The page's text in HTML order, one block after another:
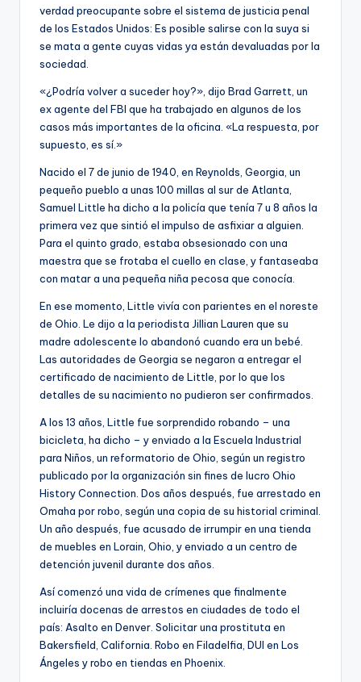
verdad preocupante sobre el sistema de justicia penal
de los Estados Unidos: Es posible salirse con la suya si
se mata a gente cuyas vidas ya están devaluadas por la
sociedad.
«¿Podría volver a suceder hoy?», dijo Brad Garrett, un
ex agente del FBI que ha trabajado en algunos de los
casos más importantes de la oficina. «La respuesta, por
supuesto, es sí.»
Nacido el 7 de junio de 1940, en Reynolds, Georgia, un
pequeño pueblo a unas 100 millas al sur de Atlanta,
Samuel Little ha dicho a la policía que tenía 7 u 8 años la
primera vez que sintió el impulso de asfixiar a alguien.
Para el quinto grado, estaba obsesionado con una
maestra que se frotaba el cuello en clase, y fantaseaba
con matar a una pequeña niña pecosa que conocía.
En ese momento, Little vivía con parientes en el noreste
de Ohio. Le dijo a la periodista Jillian Lauren que su
madre adolescente lo abandonó cuando era un bebé.
Las autoridades de Georgia se negaron a entregar el
certificado de nacimiento de Little, por lo que los
detalles de su nacimiento no pudieron ser confirmados.
A los 13 años, Little fue sorprendido robando – una
bicicleta, ha dicho – y enviado a la Escuela Industrial
para Niños, un reformatorio de Ohio, según un registro
publicado por la organización sin fines de lucro Ohio
History Connection. Dos años después, fue arrestado en
Omaha por robo, según una copia de su historial criminal.
Un año después, fue acusado de irrumpir en una tienda
de muebles en Lorain, Ohio, y enviado a un centro de
detención juvenil durante dos años.
Así comenzó una vida de crímenes que finalmente
incluiría docenas de arrestos en ciudades de todo el
país: Asalto en Denver. Solicitar una prostituta en
Bakersfield, California. Robo en Filadelfia, DUI en Los
Ángeles y robo en tiendas en Phoenix.